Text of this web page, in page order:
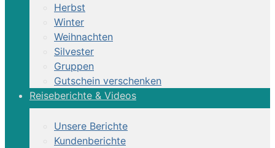
Herbst
Winter
Weihnachten
Silvester
Gruppen
Gutschein verschenken
Reiseberichte & Videos
Unsere Berichte
Kundenberichte